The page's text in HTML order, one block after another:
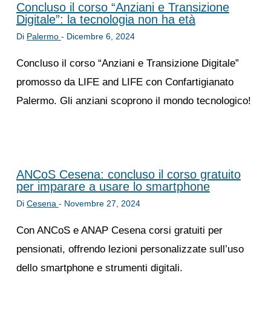
Concluso il corso “Anziani e Transizione
Digitale”: la tecnologia non ha età
Di Palermo - Dicembre 6, 2024
Concluso il corso “Anziani e Transizione Digitale”
promosso da LIFE and LIFE con Confartigianato
Palermo. Gli anziani scoprono il mondo tecnologico!
ANCoS Cesena: concluso il corso gratuito
per imparare a usare lo smartphone
Di Cesena - Novembre 27, 2024
Con ANCoS e ANAP Cesena corsi gratuiti per
pensionati, offrendo lezioni personalizzate sull’uso
dello smartphone e strumenti digitali.